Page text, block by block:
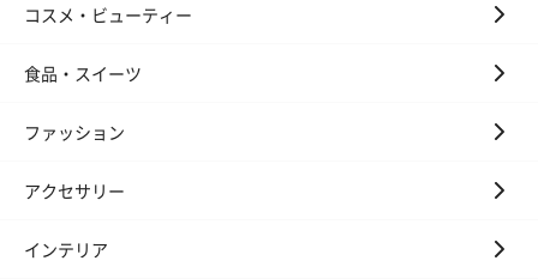
コスメ・ビューティー
食品・スイーツ
ファッション
アクセサリー
インテリア